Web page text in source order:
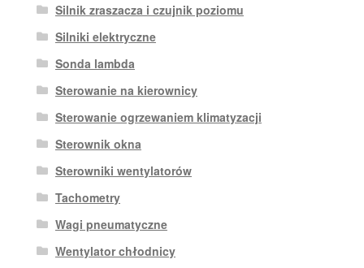
Silnik zraszacza i czujnik poziomu
Silniki elektryczne
Sonda lambda
Sterowanie na kierownicy
Sterowanie ogrzewaniem klimatyzacji
Sterownik okna
Sterowniki wentylatorów
Tachometry
Wagi pneumatyczne
Wentylator chłodnicy